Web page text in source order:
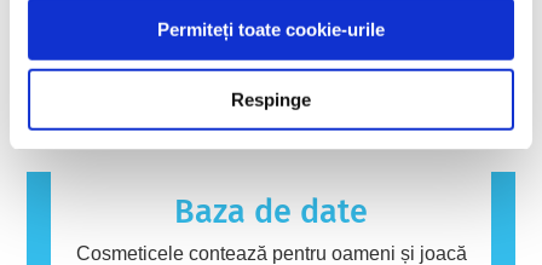
Permiteți toate cookie-urile
Respinge
companiile sunt obligate legal să le efectueze,
acoperă toate riscurile potențiale, inclusiv cele
privind potențialele perturbări endocrine.
animale pentru a evalua siguranța
O reacție alergică apare atunci când sistemul
imunitar al unei persoane reacționează la
substanțe care sunt inofensive pentru
provoacă o reacție alergică se numește
personală pot conține ingrediente care pot fi
alergene pentru unele persoane. Acest lucru
nu înseamnă că produsul nu este sigur pentru
citiți mai multe
Baza de date
Cosmeticele contează pentru oameni și joacă